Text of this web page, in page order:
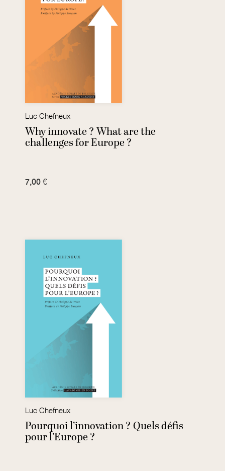
Luc Chefneux
Why innovate ? What are the
challenges for Europe ?
7,00 €
Luc Chefneux
Pourquoi l’innovation ? Quels défis
pour l’Europe ?